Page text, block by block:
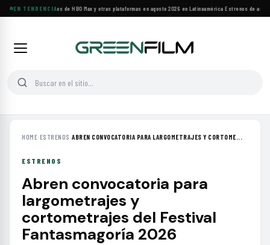
EN TENDENCIA
Principales estrenos de HBO Max y otras plataformas en agosto 2026 en Latinoamérica·Estrenos de
HOME›ESTRENOS ›ABREN CONVOCATORIA PARA LARGOMETRAJES Y CORTOME...
ESTRENOS
Abren convocatoria para
largometrajes y
cortometrajes del Festival
Fantasmagoría 2026